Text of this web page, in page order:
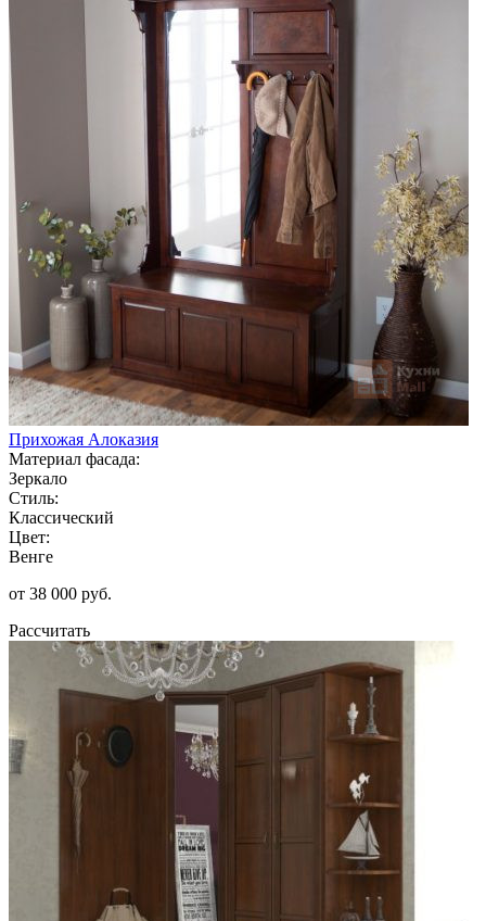
Прихожая Алоказия
Материал фасада:
Зеркало
Стиль:
Классический
Цвет:
Венге
от 38 000 руб.
Рассчитать